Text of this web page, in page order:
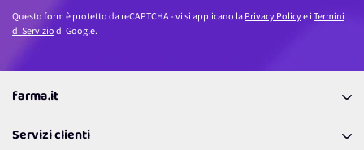
Questo form è protetto da reCAPTCHA - vi si applicano laPrivacy Policye iTermini
di Serviziodi Google.
farma.it
Coupon
Servizi clienti